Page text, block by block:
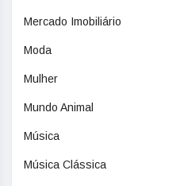
Mercado Imobiliário
Moda
Mulher
Mundo Animal
Música
Música Clássica